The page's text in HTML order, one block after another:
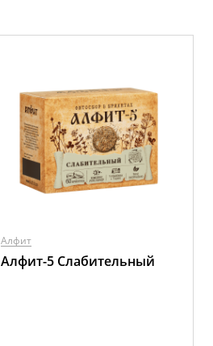
Алфит
Алфит-5 Слабительный